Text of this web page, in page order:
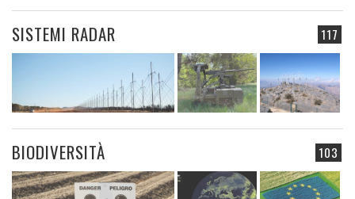
117
SISTEMI RADAR
103
BIODIVERSITÀ